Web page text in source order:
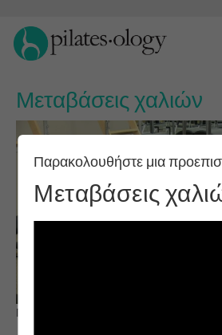
Μεταβάσεις χαλιών
Παρακολουθήστε μια
Μεταβάσεις
Παρατηρήστε & μάθετε